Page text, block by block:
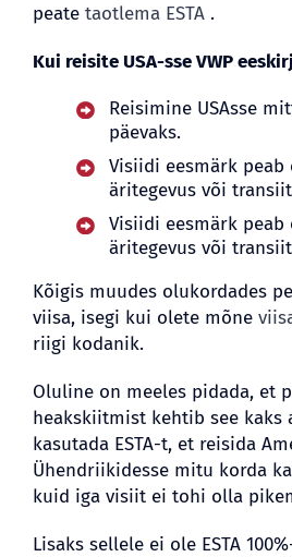
peate taotlema ESTA.
Kui reisite USA-sse VWP
Reisimine USAsse
päevaks.
Visiidi eesmärk
äritegevus või
Visiidi eesmärk
äritegevus või
Kõigis muudes olukordades
viisa, isegi kui olete mõne
riigi kodanik.
Oluline on meeles pidada, et
heakskiitmist kehtib see kaks
kasutada ESTA-t, et reisida
Ühendriikidesse mitu korda
kuid iga visiit ei tohi olla
Lisaks sellele ei ole ESTA